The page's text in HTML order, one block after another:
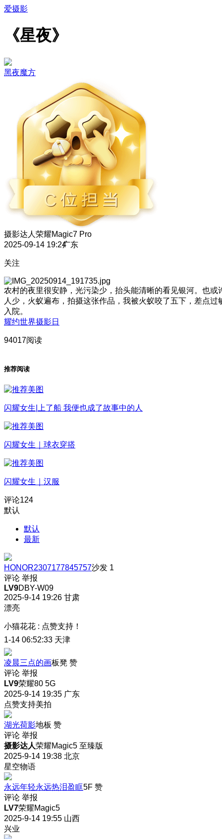
爱摄影
《星夜》
黑夜魔方
摄影达人 荣耀Magic7 Pro
2025-09-14 19:24广东
关注
农村的夜里很安静，光污染少，抬头能清晰的看见银河。也或
人少，火蚁遍布，拍摄这张作品，我被火蚁咬了五下，差点过
入院。
耀约世界摄影日
94017阅读
推荐阅读
闪耀女生|上了船 我便也成了故事中的人
闪耀女生｜球衣穿搭
闪耀女生｜汉服
评论124
默认
默认
最新
HONOR2307177845757沙发 1
评论 举报
LV9DBY-W09
2025-9-14 19:26 甘肃
漂亮
小猫花花 : 点赞支持！
1-14 06:52:33 天津
凌晨三点的画板凳 赞
评论 举报
LV9荣耀80 5G
2025-9-14 19:35 广东
点赞支持美拍
湖光荷影地板 赞
评论 举报
摄影达人荣耀Magic5 至臻版
2025-9-14 19:38 北京
星空物语
永远年轻永远热泪盈眶5F 赞
评论 举报
LV7荣耀Magic5
2025-9-14 19:55 山西
兴业